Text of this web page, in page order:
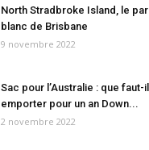
North Stradbroke Island, le
blanc de Brisbane
9 novembre 2022
Sac pour l’Australie : que faut-il
emporter pour un an Down...
2 novembre 2022